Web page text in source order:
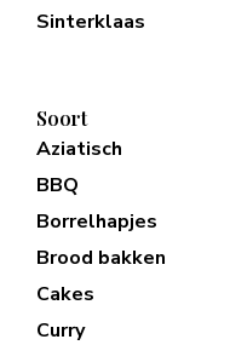
Sinterklaas
Soort
Aziatisch
BBQ
Borrelhapjes
Brood bakken
Cakes
Curry